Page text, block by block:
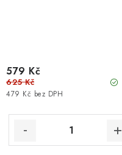
479 Kč bez DPH
579 Kč
625 Kč